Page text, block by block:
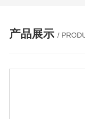
产品展示 /